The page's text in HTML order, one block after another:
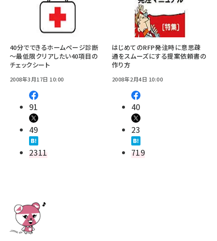
40分でできるホームページ診断
～最低限クリアしたい40項目の
チェックシート
2008年3月17日 10:00
91
49
2311
はじめてのRFP――発注時に意思疎
通をスムーズにする提案依頼書の
作り方
2008年2月4日 10:00
40
23
719